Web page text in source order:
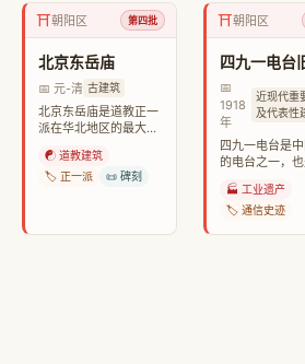
⛩️朝阳区 第四批
北京东岳庙
📅 元-清 古建筑
北京东岳庙是道教正一
派在华北地区的最大宫
帝，是集皇家祭祀与民
间信仰于一体的庙宇。
☯️ 道教建筑
🏷️ 正一派
📜 碑刻
⛩️朝阳区
四九一电台
📅
1918
年
近现代重
及代表性
四九一电台是
的电台之一，也
电台之一，在中
代通信史上具有
🏭 工业遗产
🏷️ 通信史迹